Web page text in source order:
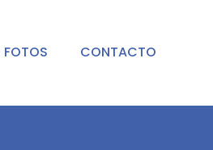
FOTOS CONTACTO